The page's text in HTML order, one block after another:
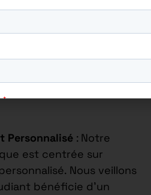
à accompagner chaque
en mettant
de leur confiance
de leurs
et
Personnalisé : Notre
est centrée sur
Nous veillons
bénéficie d’un